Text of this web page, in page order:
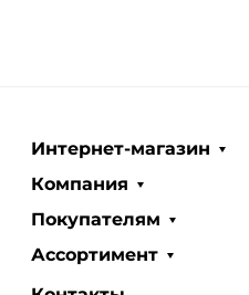
Интернет-магазин
Компания
Покупателям
Ассортимент